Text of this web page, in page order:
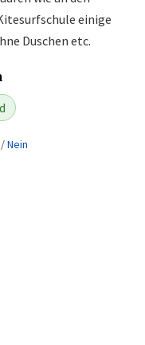
einige
Duschen etc.
/Nein